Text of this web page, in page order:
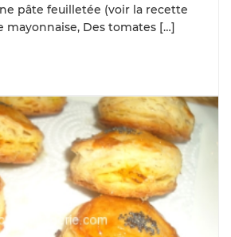
pâte feuilletée (voir la recette
mayonnaise, Des tomates […]